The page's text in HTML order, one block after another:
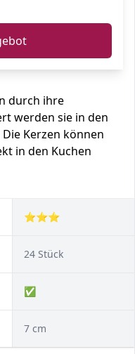
durch ihre
werden sie in den
Kerzen können
in den Kuchen
⭐⭐⭐
24 Stück
✅
7 cm